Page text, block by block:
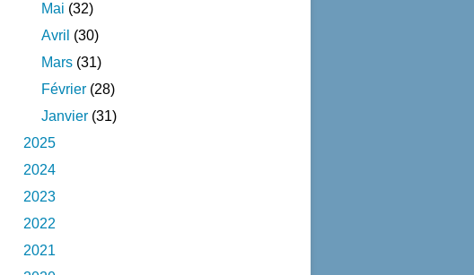
Mai (32)
Avril (30)
Mars (31)
Février (28)
Janvier (31)
2025
2024
2023
2022
2021